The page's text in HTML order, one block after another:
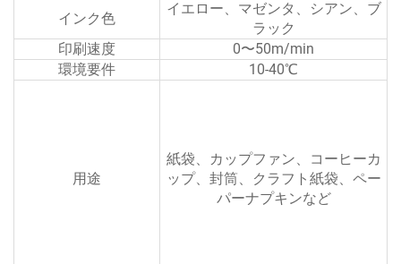
インク色
イエロー、マゼンタ、シアン、ブ
ラック
印刷速度
0〜50m/min
環境要件
10-40℃
用途
紙袋、カップファン、コーヒーカ
ップ、封筒、クラフト紙袋、ペー
パーナプキンなど